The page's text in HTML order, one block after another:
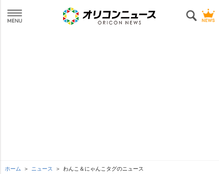
ホーム ニュース わんこ＆にゃんこタグのニュース